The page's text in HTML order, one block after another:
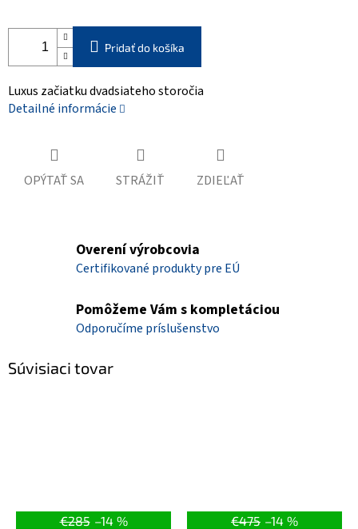
Pridať do košíka
Luxus začiatku dvadsiateho storočia
Detailné informácie
OPÝTAŤ SA STRÁŽIŤ ZDIEĽAŤ
Overení výrobcovia
Certifikované produkty pre EÚ
Pomôžeme Vám s kompletáciou
Odporučíme príslušenstvo
Súvisiaci tovar
€285 –14 %
€475 –14 %